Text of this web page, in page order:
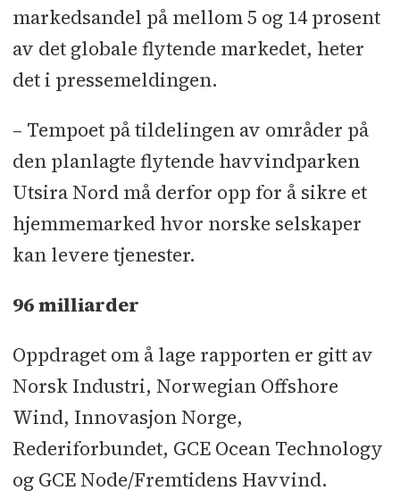
markedsandel på mellom 5 og 14 prosent
av det globale flytende markedet, heter
det i pressemeldingen.
– Tempoet på tildelingen av områder på
den planlagte flytende havvindparken
Utsira Nord må derfor opp for å sikre et
hjemmemarked hvor norske selskaper
kan levere tjenester.
96 milliarder
Oppdraget om å lage rapporten er gitt av
Norsk Industri, Norwegian Offshore
Wind, Innovasjon Norge,
Rederiforbundet, GCE Ocean Technology
og GCE Node/Fremtidens Havvind.